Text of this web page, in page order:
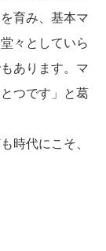
育み、基本マ
々としていら
あります。マ
つです」と葛
時代にこそ、